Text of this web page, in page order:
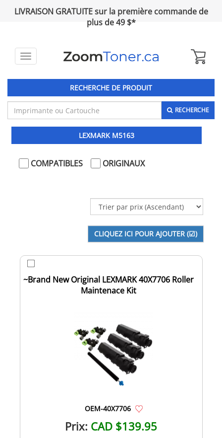
LIVRAISON GRATUITE sur la première commande de
plus de 49 $*
Toggle
RECHERCHE DE PRODUIT
RECHERCHE
LEXMARK M5163
COMPATIBLES ORIGINAUX
~Brand New Original LEXMARK 40X7706 Roller
Maintenace Kit
OEM-40X7706
Prix: CAD $139.95